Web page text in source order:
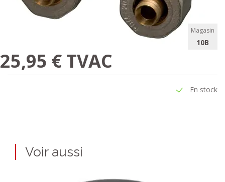
Magasin
10B
25,95 € TVAC
En stock
Voir aussi